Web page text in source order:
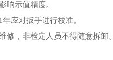
响示值精度。
应对扳手进行校准。
修，非检定人员不得随意拆卸。